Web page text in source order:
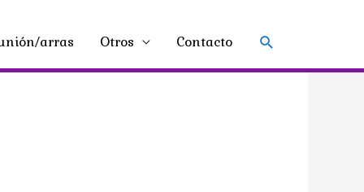
arras Otros Contacto Buscar